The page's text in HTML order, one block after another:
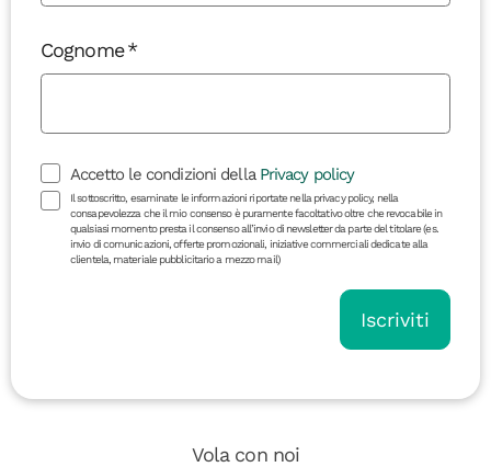
Cognome
Accetto le condizioni della Privacy policy
Il sottoscritto, esaminate le informazioni riportate nella privacy policy, nella
consapevolezza che il mio consenso è puramente facoltativo oltre che revocabile in
qualsiasi momento presta il consenso all’invio di newsletter da parte del titolare (es.
invio di comunicazioni, offerte promozionali, iniziative commerciali dedicate alla
clientela, materiale pubblicitario a mezzo mail)
Iscriviti
Vola con noi